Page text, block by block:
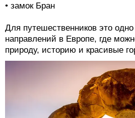
• замок Бран
Для путешественников это
направлений в Европе, где
природу, историю и красивые